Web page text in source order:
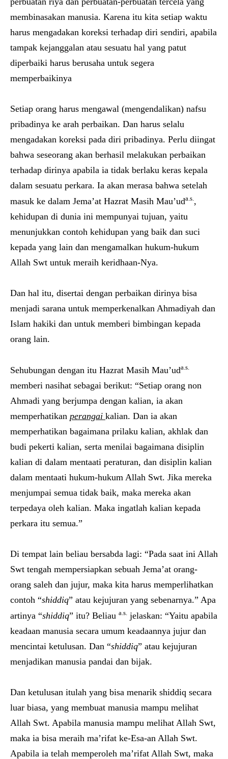
membinasakan manusia. Karena itu kita setiap waktu
harus mengadakan koreksi terhadap diri sendiri, apabila
tampak kejanggalan atau sesuatu hal yang patut
diperbaiki harus berusaha untuk segera
memperbaikinya
Setiap orang harus mengawal (mengendalikan) nafsu
pribadinya ke arah perbaikan. Dan harus selalu
mengadakan koreksi pada diri pribadinya. Perlu diingat
bahwa seseorang akan berhasil melakukan perbaikan
terhadap dirinya apabila ia tidak berlaku keras kepala
dalam sesuatu perkara. Ia akan merasa bahwa setelah
masuk ke dalam Jema’at Hazrat Masih Mau’uda.s.,
kehidupan di dunia ini mempunyai tujuan, yaitu
menunjukkan contoh kehidupan yang baik dan suci
kepada yang lain dan mengamalkan hukum-hukum
Allah Swt untuk meraih keridhaan-Nya.
Dan hal itu, disertai dengan perbaikan dirinya bisa
menjadi sarana untuk memperkenalkan Ahmadiyah dan
Islam hakiki dan untuk memberi bimbingan kepada
orang lain.
Sehubungan dengan itu Hazrat Masih Mau’uda.s.
memberi nasihat sebagai berikut: “Setiap orang non
Ahmadi yang berjumpa dengan kalian, ia akan
memperhatikan perangai kalian. Dan ia akan
memperhatikan bagaimana prilaku kalian, akhlak dan
budi pekerti kalian, serta menilai bagaimana disiplin
kalian di dalam mentaati peraturan, dan disiplin kalian
dalam mentaati hukum-hukum Allah Swt. Jika mereka
menjumpai semua tidak baik, maka mereka akan
terpedaya oleh kalian. Maka ingatlah kalian kepada
perkara itu semua.”
Di tempat lain beliau bersabda lagi: “Pada saat ini Allah
Swt tengah mempersiapkan sebuah Jema’at orang-
orang saleh dan jujur, maka kita harus memperlihatkan
contoh “shiddiq” atau kejujuran yang sebenarnya.” Apa
artinya “shiddiq” itu? Beliau a.s. jelaskan: “Yaitu apabila
keadaan manusia secara umum keadaannya jujur dan
mencintai ketulusan. Dan “shiddiq” atau kejujuran
menjadikan manusia pandai dan bijak.
Dan ketulusan itulah yang bisa menarik shiddiq secara
luar biasa, yang membuat manusia mampu melihat
Allah Swt. Apabila manusia mampu melihat Allah Swt,
maka ia bisa meraih ma’rifat ke-Esa-an Allah Swt.
Apabila ia telah memperoleh ma’rifat Allah Swt, maka